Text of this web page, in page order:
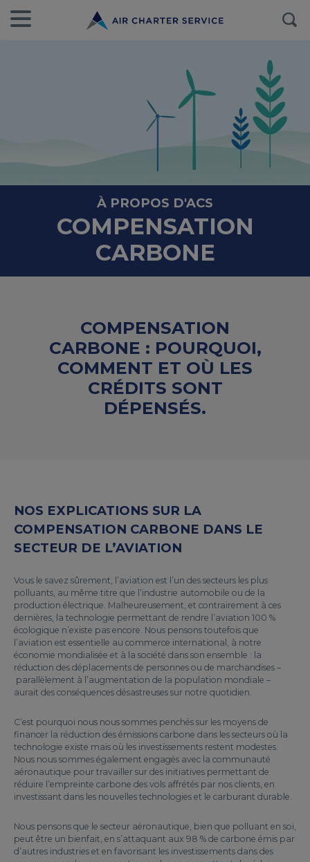
À PROPOS D'ACS
COMPENSATION
CARBONE
COMPENSATION
CARBONE : POURQUOI,
COMMENT ET OÙ LES
CRÉDITS SONT
DÉPENSÉS.
NOS EXPLICATIONS SUR LA
COMPENSATION CARBONE DANS LE
SECTEUR DE L’AVIATION
Vous le savez sûrement, l’aviation est l’un des secteurs les plus
polluants, au même titre que l’industrie automobile ou de la
production électrique. Malheureusement, et contrairement à ces
dernières, la technologie permettant de rendre l’aviation 100 %
écologique n’existe pas encore. Nous pensons toutefois que
l’aviation est essentielle au commerce international, à notre
économie mondialisée et à la société dans son ensemble : la
réduction des déplacements de personnes ou de marchandises –
parallèlement à l’augmentation de la population mondiale –
aurait des conséquences désastreuses sur notre quotidien.
C’est pourquoi nous nous sommes penchés sur les moyens de
financer la réduction des émissions carbone dans les secteurs où la
technologie existe mais où les investissements restent modestes.
Nous nous sommes également engagés avec la communauté
aéronautique pour travailler sur des initiatives permettant de
réduire l’empreinte carbone des vols affrétés par nos clients, en
investissant dans les nouvelles technologies et le carburant durable.
Nous pensons que le secteur aéronautique, bien que polluant en soi,
peut être un bienfait, en s’attaquant aux 98 % de carbone émis par
d’autres industries et en favorisant les investissements dans des